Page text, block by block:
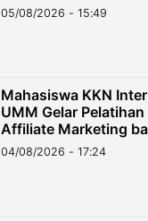
05/08/2026 - 15:49
Mahasiswa KKN
UMM Gelar Pelatihan
Affiliate Marketing
Migran Indonesia di
04/08/2026 - 17:24